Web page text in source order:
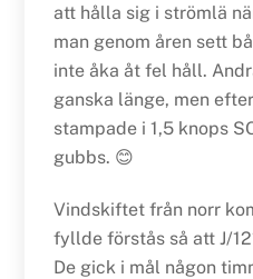
att hålla sig i strömlä
man genom åren sett
inte åka åt fel håll.
ganska länge, men
stampade i 1,5 knops
gubbs. 😊
Vindskiftet från norr
fyllde förstås så att J/
De gick i mål någon